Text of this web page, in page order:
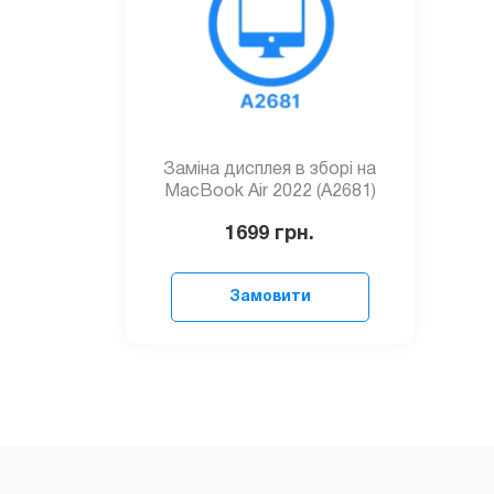
Заміна дисплея в зборі на
MacBook Air 2022 (A2681)
1699 грн.
Замовити